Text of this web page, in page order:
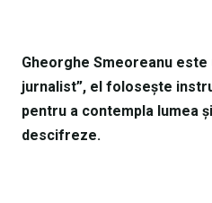
Gheorghe Smeoreanu
jurnalist”, el foloseşte
pentru a contempla lumea
descifreze.